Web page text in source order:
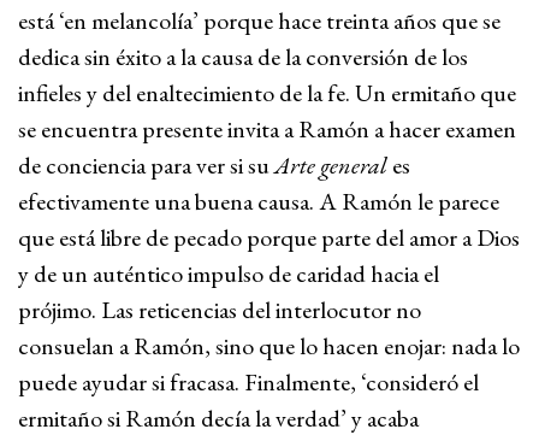
está ‘en melancolía’ porque hace treinta años que se
dedica sin éxito a la causa de la conversión de los
infieles y del enaltecimiento de la fe. Un ermitaño que
se encuentra presente invita a Ramón a hacer examen
de conciencia para ver si suArte generales
efectivamente una buena causa. A Ramón le parece
que está libre de pecado porque parte del amor a Dios
y de un auténtico impulso de caridad hacia el
prójimo. Las reticencias del interlocutor no
consuelan a Ramón, sino que lo hacen enojar: nada lo
puede ayudar si fracasa. Finalmente, ‘consideró el
ermitaño si Ramón decía la verdad’ y acaba